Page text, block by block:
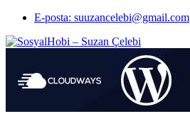
E-posta: suuzancelebi@gmail.com